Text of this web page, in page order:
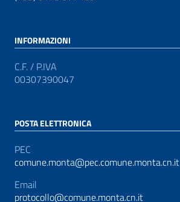
INFORMAZIONI
C.F. / P.IVA
00307390047
POSTA ELETTRONICA
PEC
comune.monta@pec.comune.monta.cn.it
Email
protocollo@comune.monta.cn.it